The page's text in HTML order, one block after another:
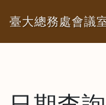
臺大總務處會議